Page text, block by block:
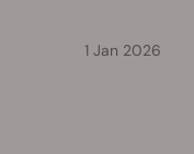
1 Jan 2026